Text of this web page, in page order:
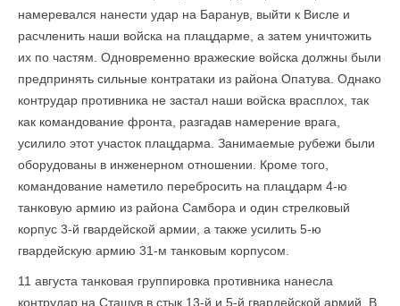
намеревался нанести удар на Баранув, выйти к Висле и
расчленить наши войска на плацдарме, а затем уничтожить
их по частям. Одновременно вражеские войска должны были
предпринять сильные контратаки из района Опатува. Однако
контрудар противника не застал наши войска врасплох, так
как командо­вание фронта, разгадав намерение врага,
усилило этот участок плацдарма. Занимаемые рубежи были
оборудованы в инженерном отношении. Кроме того,
командование наметило перебросить на плацдарм 4-ю
танковую армию из района Самбора и один стрелковый
корпус 3-й гвардейской армии, а также усилить 5-ю
гвардейскую армию 31-м танковым корпусом.
11 августа танковая группировка противника нанесла
контрудар на Сташув в стык 13-й и 5-й гвардейской армий. В